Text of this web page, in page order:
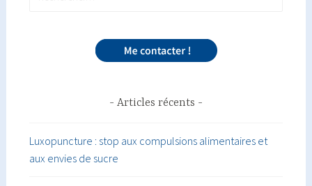
Articles récents
Luxopuncture : stop aux compulsions alimentaires et
aux envies de sucre